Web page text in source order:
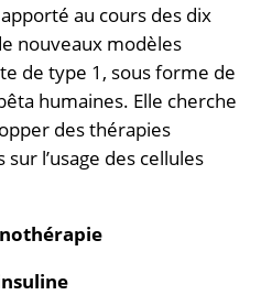
au cours des dix
nouveaux modèles
de type 1, sous forme de
humaines. Elle cherche
des thérapies
l’usage des cellules